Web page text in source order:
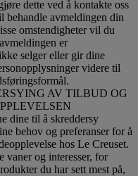
dette ved å kontakte oss
behandle avmeldingen din
omstendigheter vil du
er
selger eller gir dine
videre til
.
AV TILBUD OG
dine til å skreddersy
behov og preferanser for å
hos Le Creuset.
vaner og interesser, for
du har sett mest på,